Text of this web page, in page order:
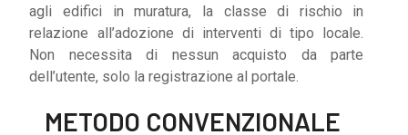
agli edifici in muratura, la classe di rischio in
relazione all’adozione di interventi di tipo locale.
Non necessita di nessun acquisto da parte
dell’utente, solo la registrazione al portale.
METODO CONVENZIONALE